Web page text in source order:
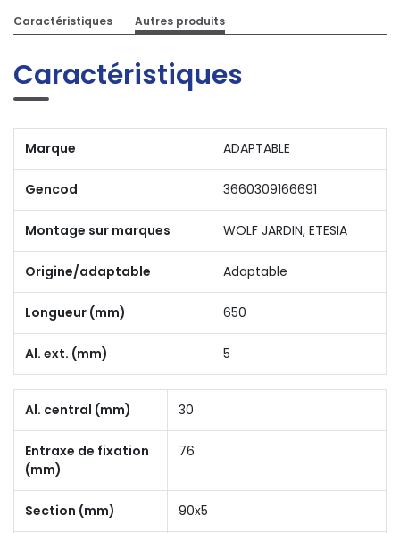
Caractéristiques Autres produits
Caractéristiques
Marque ADAPTABLE
Gencod 3660309166691
Montage sur marques WOLF JARDIN, ETESIA
Origine/adaptable Adaptable
Longueur (mm) 650
Al. ext. (mm) 5
Al. central (mm) 30
Entraxe de fixation
(mm)
76
Section (mm) 90x5